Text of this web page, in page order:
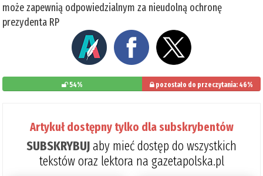
może zapewnią odpowiedzialnym za nieudolną ochronę
prezydenta RP
54% pozostało do przeczytania: 46%
Artykuł dostępny tylko dla subskrybentów
SUBSKRYBUJaby mieć dostęp do wszystkich
tekstów oraz lektora na gazetapolska.pl